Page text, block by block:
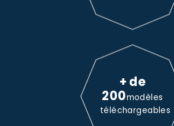
+ de
200modèles
téléchargeables